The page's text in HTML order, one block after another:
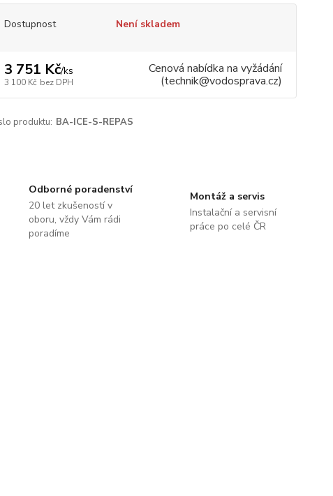
Dostupnost Není skladem
3 751 Kč/ks
3 100 Kč bez DPH
Cenová nabídka na vyžádání
(technik@vodosprava.cz)
produktu: BA-ICE-S-REPAS
Odborné poradenství
20 let zkušeností v
oboru, vždy Vám rádi
poradíme
Montáž a servis
Instalační a servisní
práce po celé ČR